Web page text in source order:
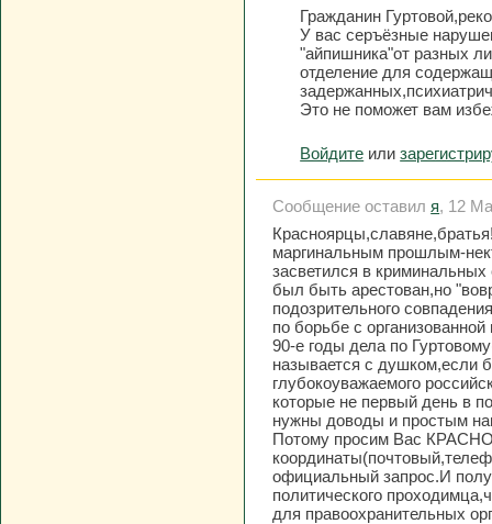
Гражданин
У вас серъёзные
"айпишника"от разных
отделение для
Это не поможет вам
Войдите или
Сообщение оставиля, 12
маргинальным прошлым-
засветился в
был быть арестован,но
подозрительного
по борьбе с
90-е годы дела по
называется с душком,если
глубокоуважаемого
которые не первый день в
нужны доводы и простым
Потому просим Вас
официальный запрос.И
политического
для правоохранительных